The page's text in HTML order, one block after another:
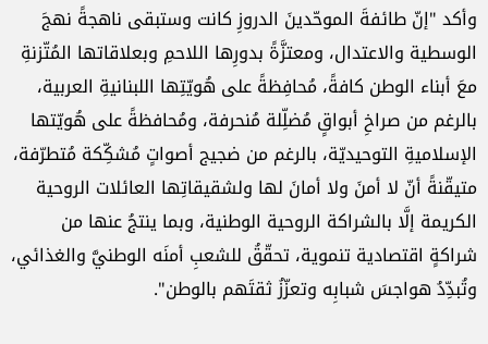
وأكد "‏إنّ طائفةَ الموحّدينَ الدروزِ كانت وستبقى ناهجةً نهجَ
الوسطية والاعتدال، ومعتزَّةً بدورِها اللاحمِ وبعلاقاتها ‏المُتّزنةِ
معَ أبناء الوطن كافةً، مُحافِظةً على هُويّتِها اللبنانيةِ العربية،
بالرغم من صراخِ أبواقٍ مُضلِّلة مُنحرفة، ‏ومُحافظةً على هُويّتها
الإسلاميةِ التوحيديّة، بالرغم من ضجيج أصواتٍ مُشكِّكة مُتطرّفة،
متيقّنةً أنّ لا أمنَ ولا ‏أمانَ لها ولشقيقاتِها العائلات الروحية
الكريمة إلَّا بالشراكة الروحية الوطنية، وبما ينتجُ عنها من
شراكةٍ اقتصادية ‏تنموية،‎ ‎تحقّقُ للشعبِ أمنَه الوطنيَّ والغذائي،
وتُبدِّدُ هواجسَ شبابِه وتعزّزُ ثقتَهم بالوطن".‏